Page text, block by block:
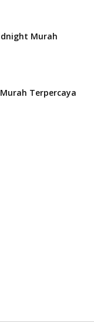
Murah
Terpercaya